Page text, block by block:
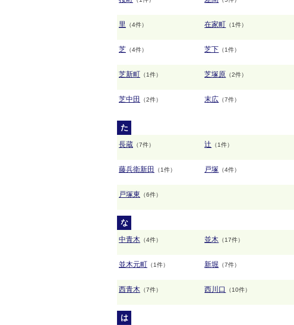
里 （4件） 在家町 （1件）
芝 （4件） 芝下 （1件）
芝新町 （1件） 芝塚原 （2件）
芝中田 （2件） 末広 （7件）
た
長蔵 （7件） 辻 （1件）
藤兵衛新田 （1件） 戸塚 （4件）
戸塚東 （6件）
な
中青木 （4件） 並木 （17件）
並木元町 （1件） 新堀 （7件）
西青木 （7件） 西川口 （10件）
は